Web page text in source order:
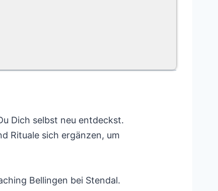
Dich selbst neu entdeckst.
Rituale sich ergänzen, um
Bellingen bei Stendal.